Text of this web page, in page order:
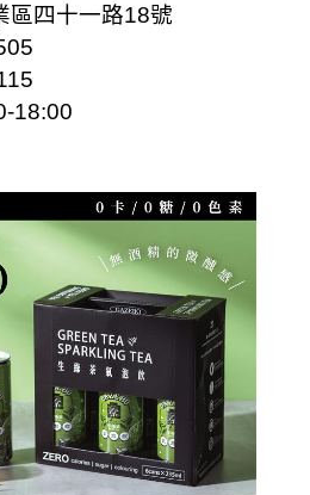
區四十一路18號
18:00